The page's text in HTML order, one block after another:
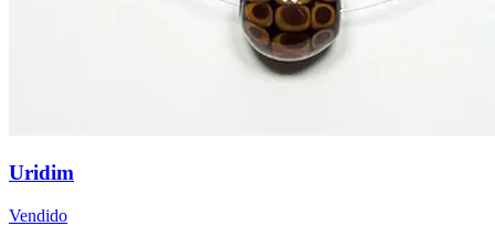
Uridim
Vendido